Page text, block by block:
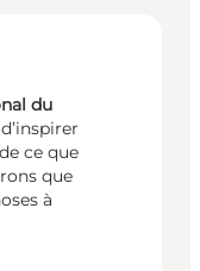
du
ce que
que
à